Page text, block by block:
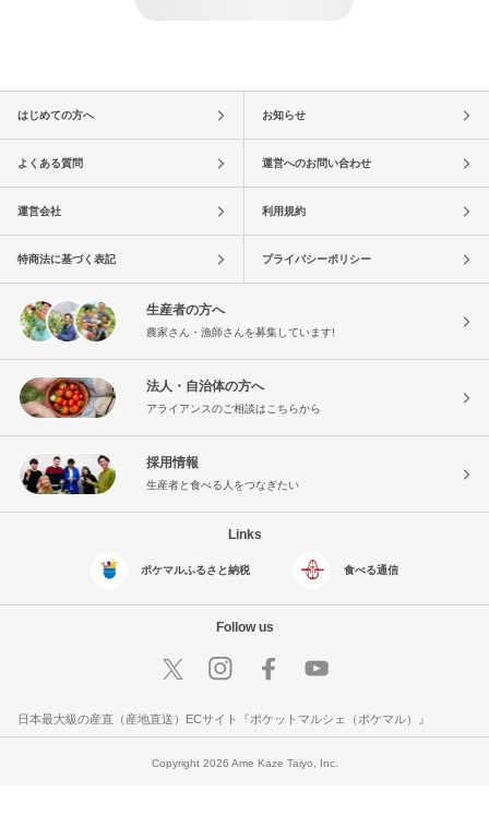
はじめての方へ お知らせ
よくある質問 運営へのお問い合わせ
運営会社 利用規約
特商法に基づく表記 プライバシーポリシー
生産者の方へ
農家さん・漁師さんを募集しています!
法人・自治体の方へ
アライアンスのご相談はこちらから
採用情報
生産者と食べる人をつなぎたい
Links
ポケマルふるさと納税 食べる通信
Follow us
日本最大級の産直（産地直送）ECサイト『ポケットマルシェ（ポケマル）』
Copyright 2026 Ame Kaze Taiyo, Inc.